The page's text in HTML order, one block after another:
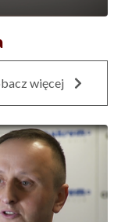
więcej